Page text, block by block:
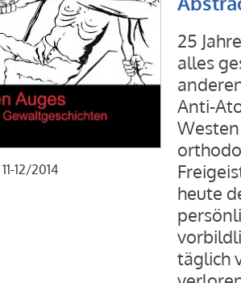
11-12/2014
25
alles
Anti-
heute
täglich